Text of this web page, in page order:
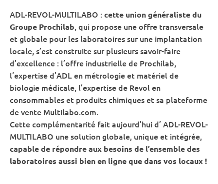
ADL-REVOL-MULTILABO :cette union généraliste du
Groupe Prochilab, qui propose une offre transversale
et globale pour les laboratoires sur une implantation
locale, s’est construite sur plusieurs savoir-faire
d’excellence : l’offre industrielle de Prochilab,
l’expertise d’ADL en métrologie et matériel de
biologie médicale, l’expertise de Revol en
consommables et produits chimiques et sa plateforme
de vente Multilabo.com.
Cette complémentarité fait aujourd’hui d’ ADL-REVOL-
MULTILABO une solution globale, unique et intégrée,
capable de répondre aux besoins de l’ensemble des
laboratoires aussi bien en ligne que dans vos locaux !